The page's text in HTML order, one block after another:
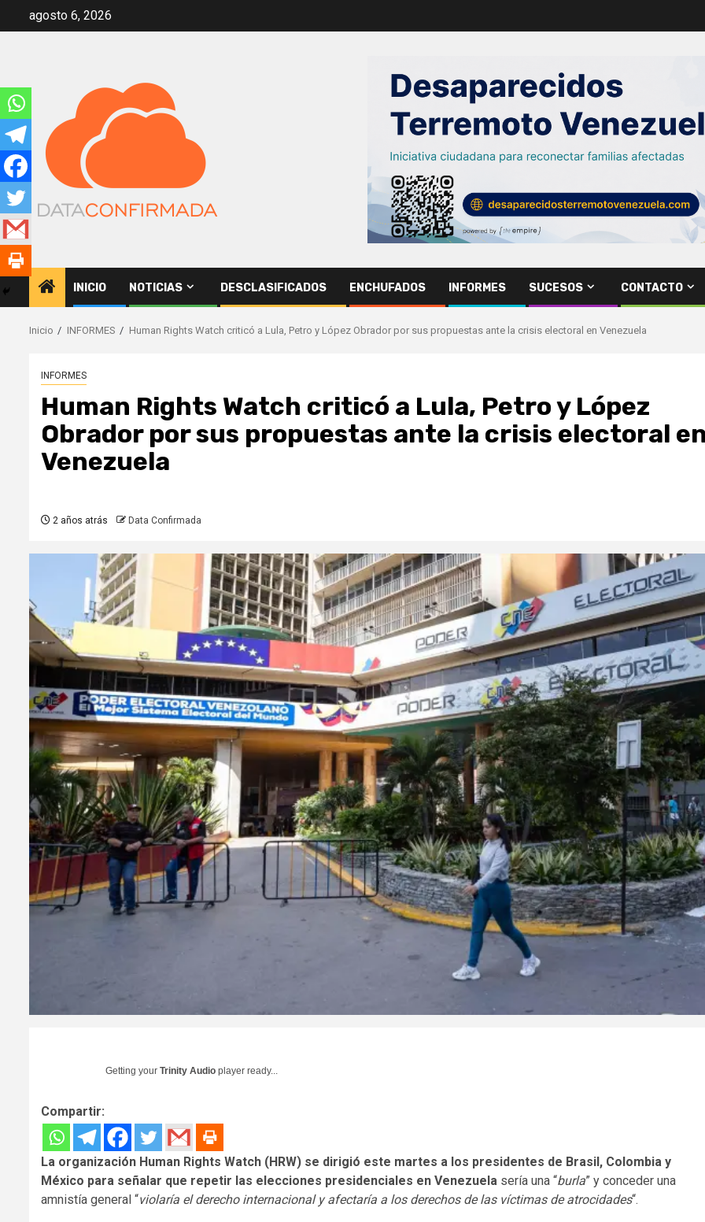
agosto 6, 2026
INICIO NOTICIAS DESCLASIFICADOS ENCHUFADOS INFORMES SUCESOS CONTACTO
Inicio INFORMES Human Rights Watch criticó a Lula, Petro y López Obrador por sus propuestas ante la crisis electoral en Venezuela
INFORMES
Human Rights Watch criticó a Lula, Petro y López
Obrador por sus propuestas ante la crisis electoral
Venezuela
2 años atrás Data Confirmada
Getting your Trinity Audio player ready...
Compartir:
La organización Human Rights Watch (HRW) se dirigió este martes a los presidentes de Brasil, Colombia y
México para señalar que repetir las elecciones presidenciales en Venezuela sería una “burla” y conceder una
amnistía general “violaría el derecho internacional y afectaría a los derechos de las víctimas de atrocidades“.